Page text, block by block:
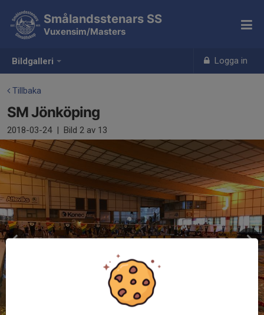
Bildgalleri Logga in
Smålandsstenars SS
Vuxensim/Masters
Tillbaka
SM Jönköping
2018-03-24 | Bild 2 av 13